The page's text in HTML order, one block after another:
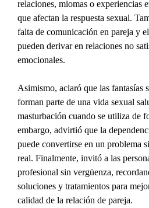
relaciones, miomas o experiencias
que afectan la respuesta sexual.
falta de comunicación en pareja y
pueden derivar en relaciones no
emocionales.
Asimismo, aclaró que las fantasías
forman parte de una vida sexual
masturbación cuando se utiliza de
embargo, advirtió que la
puede convertirse en un problema
real. Finalmente, invitó a las
profesional sin vergüenza,
soluciones y tratamientos para
calidad de la relación de pareja.